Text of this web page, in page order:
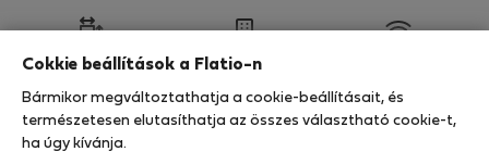
StayProtection Stay Benefits
Az ebben az ingatlanban való tartózkodását a
Cokkie beállítások a Flatio-n
Bármikor megváltoztathatja a cookie-beállításait, és
természetesen elutasíthatja az összes választható cookie-t,
ha úgy kívánja.